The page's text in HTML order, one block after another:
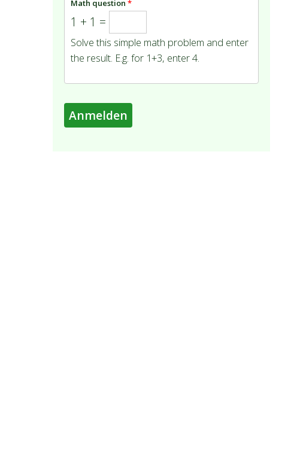
Math question *
1 + 1 =
Solve this simple math problem and enter
the result. E.g. for 1+3, enter 4.